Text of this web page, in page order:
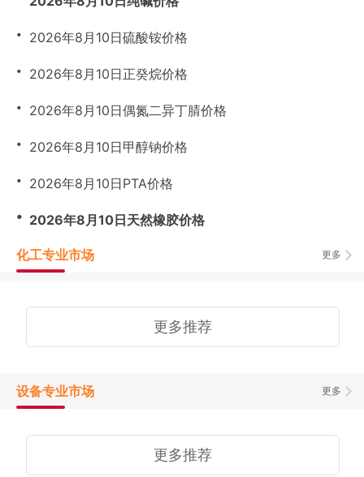
・ 2026年8月10日硫酸铵价格
・ 2026年8月10日正癸烷价格
・ 2026年8月10日偶氮二异丁腈价格
・ 2026年8月10日甲醇钠价格
・ 2026年8月10日PTA价格
・ 2026年8月10日天然橡胶价格
更多
化工专业市场
更多推荐
更多
设备专业市场
更多推荐